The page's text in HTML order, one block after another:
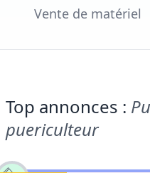
Vente de matériel
Top annonces :
puericulteur